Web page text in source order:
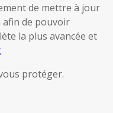
de mettre à jour
afin de pouvoir
la plus avancée et
protéger.